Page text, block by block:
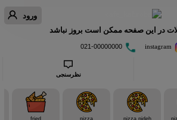
ورود
در این صفحه ممکن است بروز نباشد
نظرسنجی